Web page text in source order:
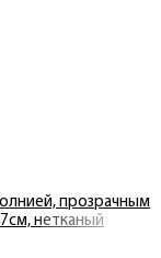
прозрачным
нетканый